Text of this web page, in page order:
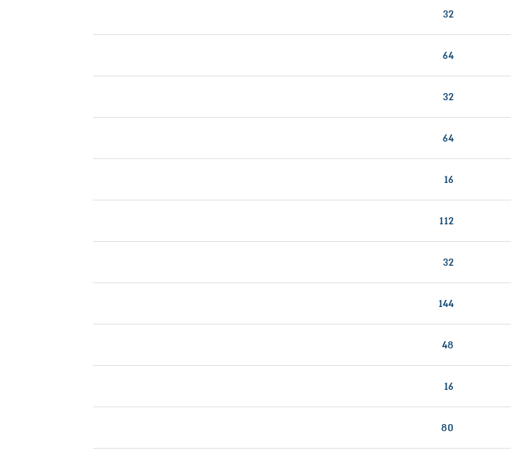
32
64
32
64
16
112
32
144
48
16
80